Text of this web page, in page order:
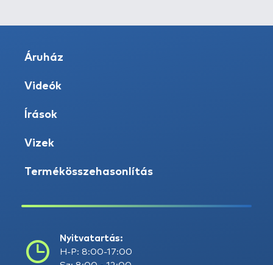
Áruház
Videók
Írások
Vizek
Termékösszehasonlítás
Nyitvatartás:
H-P: 8:00-17:00